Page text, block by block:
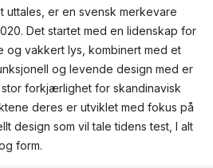
uttales, er en svensk merkevare
Det startet med en lidenskap for
og vakkert lys, kombinert med et
og levende design med er
stor forkjærlighet for skandinavisk
deres er utviklet med fokus på
design som vil tale tidens test, I alt
form.